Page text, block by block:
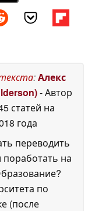
:Алекс
- Автор
статей на
года
переводить
поработать на
по
(после